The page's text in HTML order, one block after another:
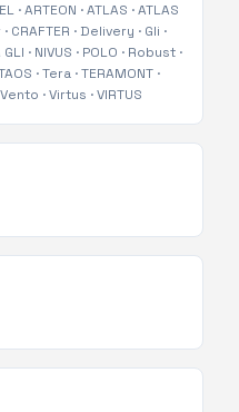
·ARTEON ·ATLAS ·ATLAS
· CRAFTER · Delivery · Gli ·
GLI · NIVUS · POLO · Robust ·
·Tera ·TERAMONT ·
Vento ·Virtus ·VIRTUS